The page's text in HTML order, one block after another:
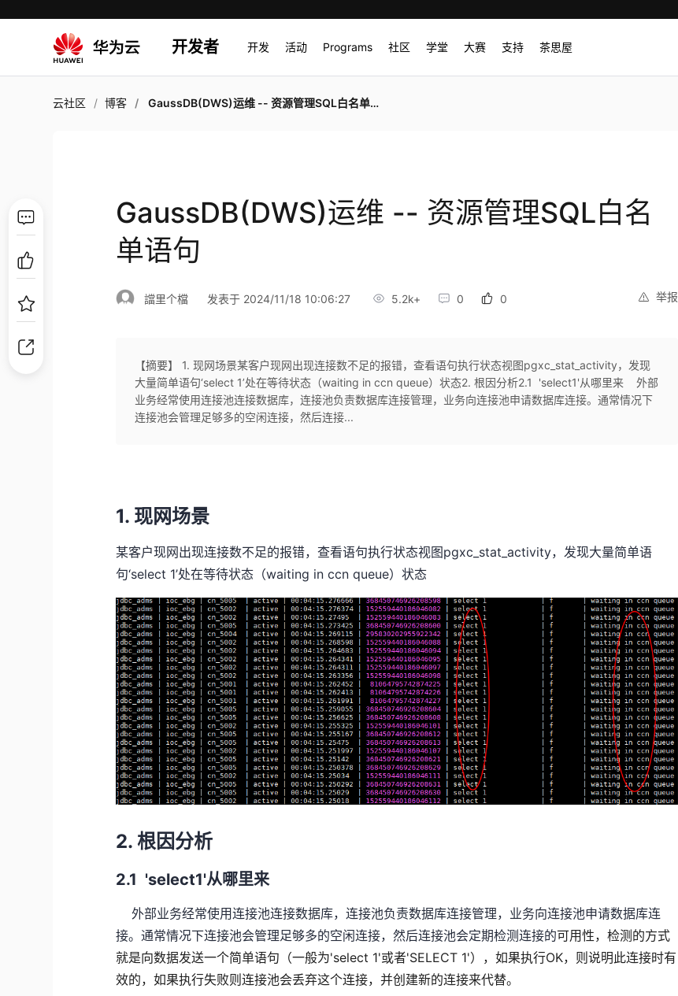
开发者 开发 活动 Programs 社区 学堂 大赛 支持 茶思屋
云社区 博客 GaussDB(DWS)运维 -- 资源管理SQL白名单语句
GaussDB(DWS)运维 -- 资源管理SQL白名
单语句
举报
譡里个檔 发表于 2024/11/18 10:06:27 5.2k+ 0 0
【摘要】 1. 现网场景某客户现网出现连接数不足的报错，查看语句执行状态视图pgxc_stat_activity，发现
大量简单语句‘select 1’处在等待状态（waiting in ccn queue）状态2. 根因分析2.1 'select1'从哪里来 外部
业务经常使用连接池连接数据库，连接池负责数据库连接管理，业务向连接池申请数据库连接。通常情况下
连接池会管理足够多的空闲连接，然后连接...
1. 现网场景
某客户现网出现连接数不足的报错，查看语句执行状态视图pgxc_stat_activity，发现大量简单语
句‘select 1’处在等待状态（waiting in ccn queue）状态
2. 根因分析
2.1 'select1'从哪里来
外部业务经常使用连接池连接数据库，连接池负责数据库连接管理，业务向连接池申请数据库连
接。通常情况下连接池会管理足够多的空闲连接，然后连接池会定期检测连接的可用性，检测的方式
就是向数据发送一个简单语句（一般为'select 1'或者'SELECT 1'），如果执行OK，则说明此连接时有
效的，如果执行失败则连接池会丢弃这个连接，并创建新的连接来代替。